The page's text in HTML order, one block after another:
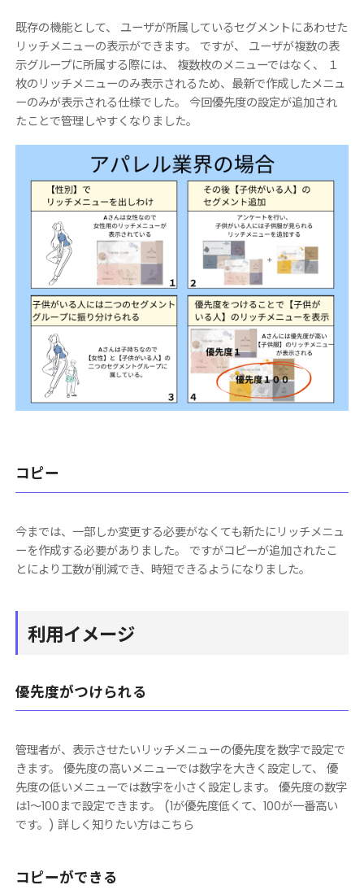
既存の機能として、 ユーザが所属しているセグメントにあわせた
リッチメニューの表示ができます。 ですが、 ユーザが複数の表
示グループに所属する際には、 複数枚のメニューではなく、 １
枚のリッチメニューのみ表示されるため、最新で作成したメニュ
ーのみが表示される仕様でした。 今回優先度の設定が追加され
たことで管理しやすくなりました。
コピー
今までは、一部しか変更する必要がなくても新たにリッチメニュ
ーを作成する必要がありました。 ですがコピーが追加されたこ
とにより工数が削減でき、時短できるようになりました。
利用イメージ
優先度がつけられる
管理者が、表示させたいリッチメニューの優先度を数字で設定で
きます。 優先度の高いメニューでは数字を大きく設定して、 優
先度の低いメニューでは数字を小さく設定します。 優先度の数字
は1〜100まで設定できます。 (1が優先度低くて、100が一番高い
です。) 詳しく知りたい方はこちら
コピーができる